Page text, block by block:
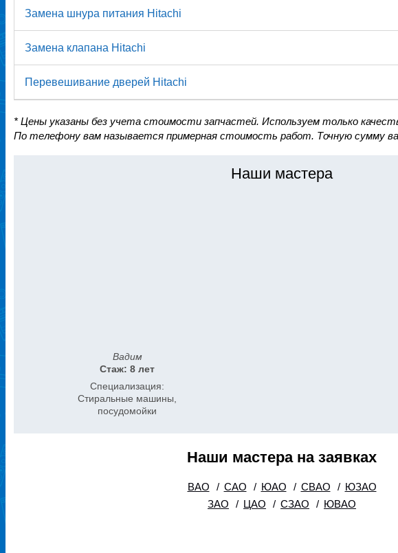
Замена шнура питания Hitachi
Замена клапана Hitachi
Перевешивание дверей Hitachi
* Цены указаны без учета стоимости запчастей. Используем только
По телефону вам называется примерная стоимость работ. Точную сумму
Наши мастера
Вадим
Стаж: 8 лет
Специализация:
Стиральные машины,
посудомойки
Наши мастера на заявках
ВАО / САО / ЮАО / СВАО / ЮЗАО
ЗАО
/ ЦАО / СЗАО / ЮВАО